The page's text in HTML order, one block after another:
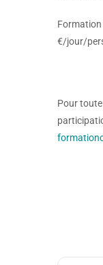
€/jour/
Pour